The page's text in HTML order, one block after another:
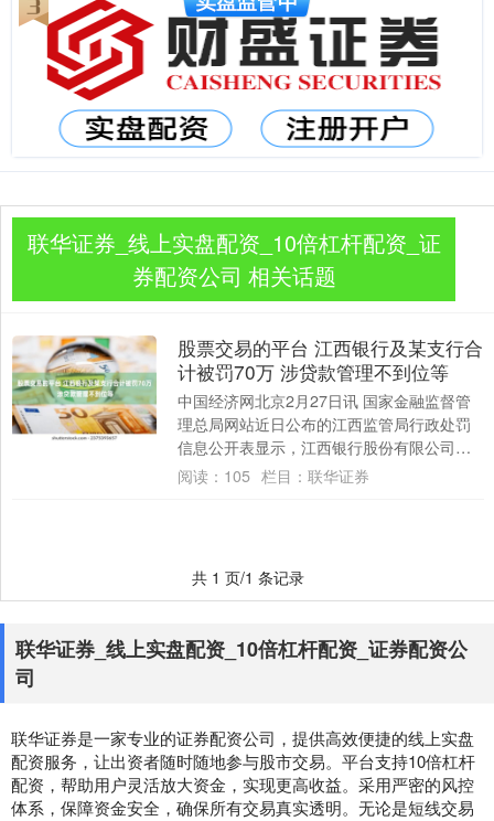
联华证券_线上实盘配资_10倍杠杆配资_证
券配资公司 相关话题
股票交易的平台 江西银行及某支行合
计被罚70万 涉贷款管理不到位等
中国经济网北京2月27日讯 国家金融监督管
理总局网站近日公布的江西监管局行政处罚
信息公开表显示，江西银行股份有限公司及
江西银行股份有限公司南昌迎宾大道支行合
阅读： 105 栏目： 联华证券
共 1 页/1 条记录
联华证券_线上实盘配资_10倍杠杆配资_证券配资公
司
联华证券是一家专业的证券配资公司，提供高效便捷的线上实盘
配资服务，让出资者随时随地参与股市交易。平台支持10倍杠杆
配资，帮助用户灵活放大资金，实现更高收益。采用严密的风控
体系，保障资金安全，确保所有交易真实透明。无论是短线交易